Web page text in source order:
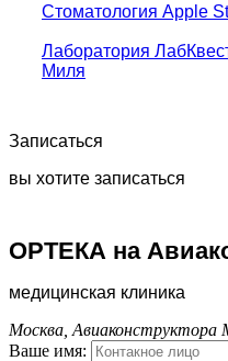
Стоматология Apple
Лаборатория
Миля
Записаться
вы хотите записаться
ОРТЕКА на
медицинская клиника
Москва, Авиаконструктора
Ваше имя: